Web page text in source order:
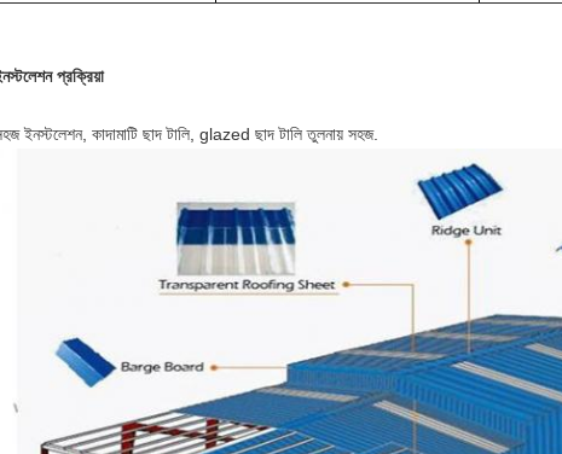
প্রক্রিয়া
ইনস্টলেশন, কাদামাটি ছাদ টালি, glazed ছাদ টালি তুলনায় সহজ.